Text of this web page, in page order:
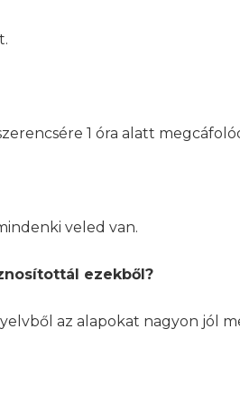
1 óra alatt
veled van.
ezekből?
az alapokat nagyon jól